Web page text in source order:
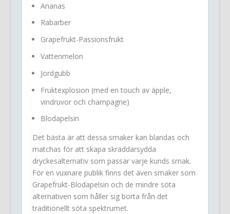
Ananas
Rabarber
Grapefrukt-Passionsfrukt
Vattenmelon
Jordgubb
Fruktexplosion (med en touch av äpple,
vindruvor och champagne)
Blodapelsin
Det bästa är att dessa smaker kan blandas och
matchas för att skapa skräddarsydda
dryckesalternativ som passar varje kunds smak.
För en vuxnare publik finns det även smaker som
Grapefrukt-Blodapelsin och de mindre söta
alternativen som håller sig borta från det
traditionellt söta spektrumet.